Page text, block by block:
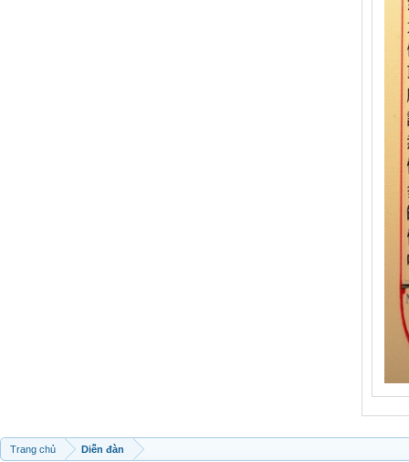
Trang chủ Diễn đàn